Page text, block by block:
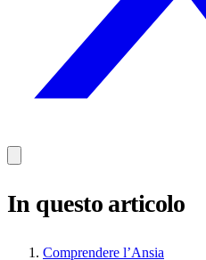
In questo articolo
Comprendere l’Ansia